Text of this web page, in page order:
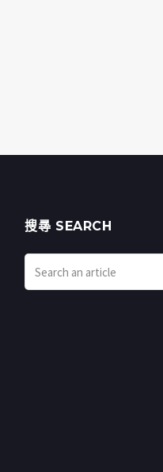
搜㝷 SEARCH